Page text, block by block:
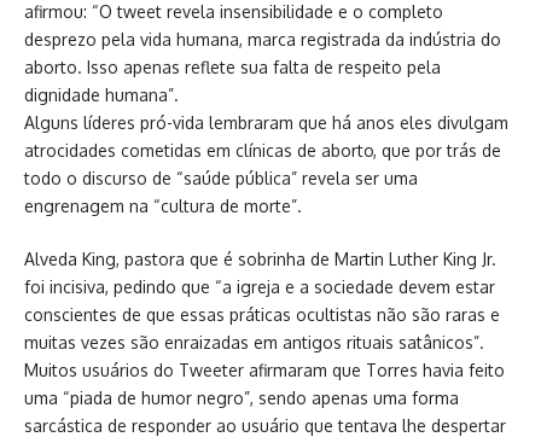
afirmou: “O tweet revela insensibilidade e o completo
desprezo pela vida humana, marca registrada da indústria do
aborto. Isso apenas reflete sua falta de respeito pela
dignidade humana”.
Alguns líderes pró-vida lembraram que há anos eles divulgam
atrocidades cometidas em clínicas de aborto, que por trás de
todo o discurso de “saúde pública” revela ser uma
engrenagem na “cultura de morte”.
Alveda King, pastora que é sobrinha de Martin Luther King Jr.
foi incisiva, pedindo que “a igreja e a sociedade devem estar
conscientes de que essas práticas ocultistas não são raras e
muitas vezes são enraizadas em antigos rituais satânicos”.
Muitos usuários do Tweeter afirmaram que Torres havia feito
uma “piada de humor negro”, sendo apenas uma forma
sarcástica de responder ao usuário que tentava lhe despertar